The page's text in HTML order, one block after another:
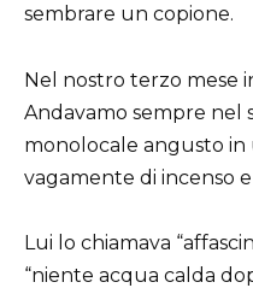
sembrare un copione.
Nel nostro terzo mese
Andavamo sempre nel
monolocale angusto in
vagamente di incenso
Lui lo chiamava
“niente acqua calda